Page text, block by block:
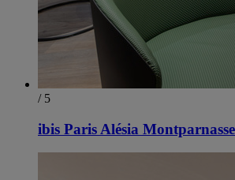
/ 5
ibis Paris Alésia